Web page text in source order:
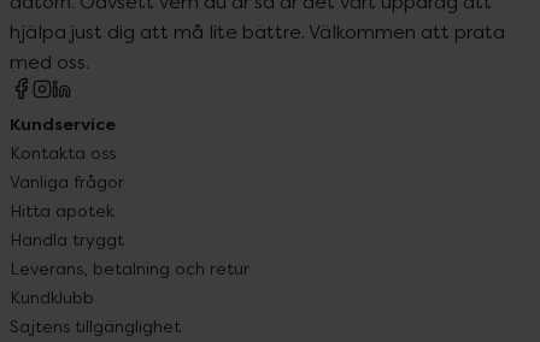
hjälpa just dig att må lite bättre. Välkommen att prata
med oss.
Kundservice
Kontakta oss
Vanliga frågor
Hitta apotek
Handla tryggt
Leverans, betalning och retur
Kundklubb
Sajtens tillgänglighet